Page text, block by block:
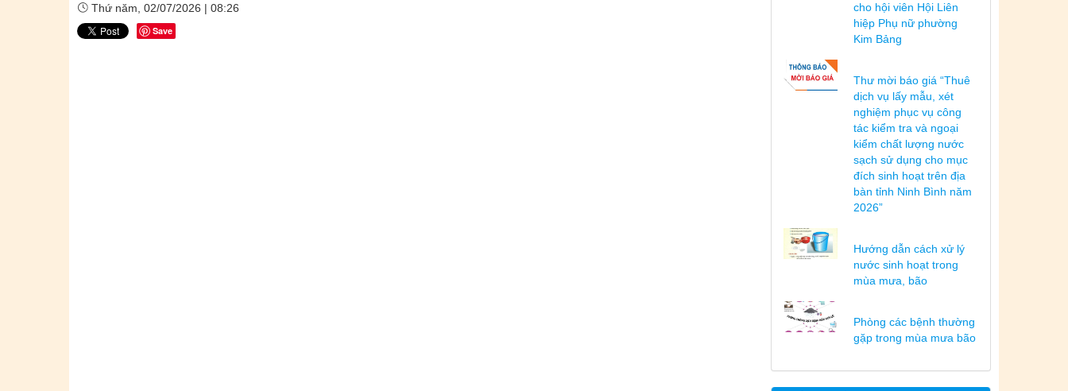
Thứ năm, 02/07/2026 | 08:26
Save
cho hội viên Hội Liên
hiệp Phụ nữ phường
Kim Bảng
Thư mời báo giá “Thuê
dịch vụ lấy mẫu, xét
nghiệm phục vụ công
tác kiểm tra và ngoại
kiểm chất lượng nước
sạch sử dụng cho mục
đích sinh hoạt trên địa
bàn tỉnh Ninh Bình năm
2026”
Hướng dẫn cách xử lý
nước sinh hoạt trong
mùa mưa, bão
Phòng các bệnh thường
gặp trong mùa mưa bão